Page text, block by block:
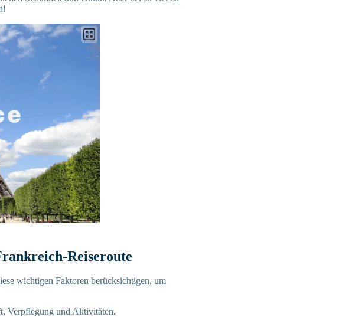
Reiseroute
wichtigen Faktoren berücksichtigen, um
Verpflegung und Aktivitäten.